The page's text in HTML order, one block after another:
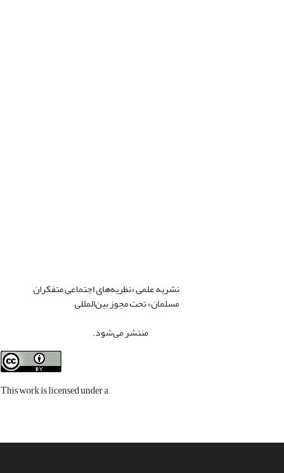
نشریه علمی «نظریه‌های اجتماعی متفکران
مسلمان» تحت مجوز بین‌المللی
منتشر می‌شود.
This work is licensed under a